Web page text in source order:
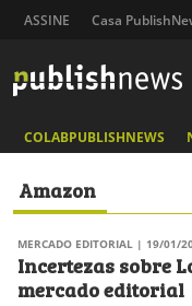
ASSINE Casa
COLABPUBLISHNEWS
Amazon
MERCADO EDITORIAL | 19/01/
Incertezas sobre
mercado editorial